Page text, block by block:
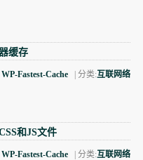
缓存
WP-Fastest-Cache | 分类:互联网络
和JS文件
WP-Fastest-Cache | 分类:互联网络